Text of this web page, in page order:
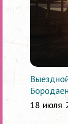
18 июля